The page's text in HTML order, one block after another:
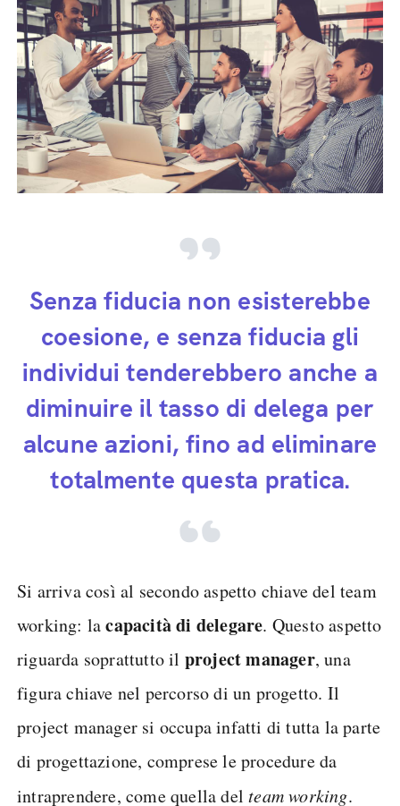
Senza fiducia non esisterebbe
coesione, e senza fiducia gli
individui tenderebbero anche a
diminuire il tasso di delega per
alcune azioni, fino ad eliminare
totalmente questa pratica.
Si arriva così al secondo aspetto chiave del team
working: lacapacità di delegare. Questo aspetto
riguarda soprattutto il project manager, una
figura chiave nel percorso di un progetto. Il
project manager si occupa infatti di tutta la parte
di progettazione, comprese le procedure da
intraprendere, come quella delteam working.